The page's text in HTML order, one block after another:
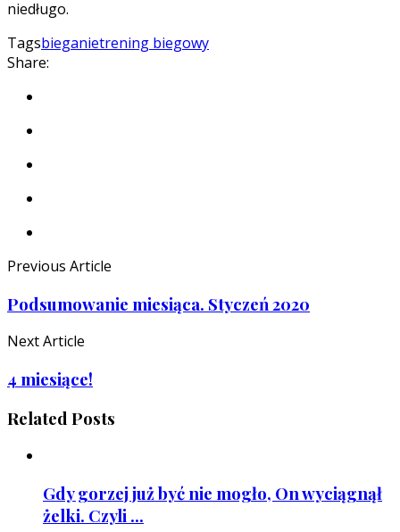
niedługo.
Tagsbieganietrening biegowy
Share:
Previous Article
Podsumowanie miesiąca. Styczeń 2020
Next Article
4 miesiące!
Related Posts
Gdy gorzej już być nie mogło, On wyciągnął
żelki. Czyli ...